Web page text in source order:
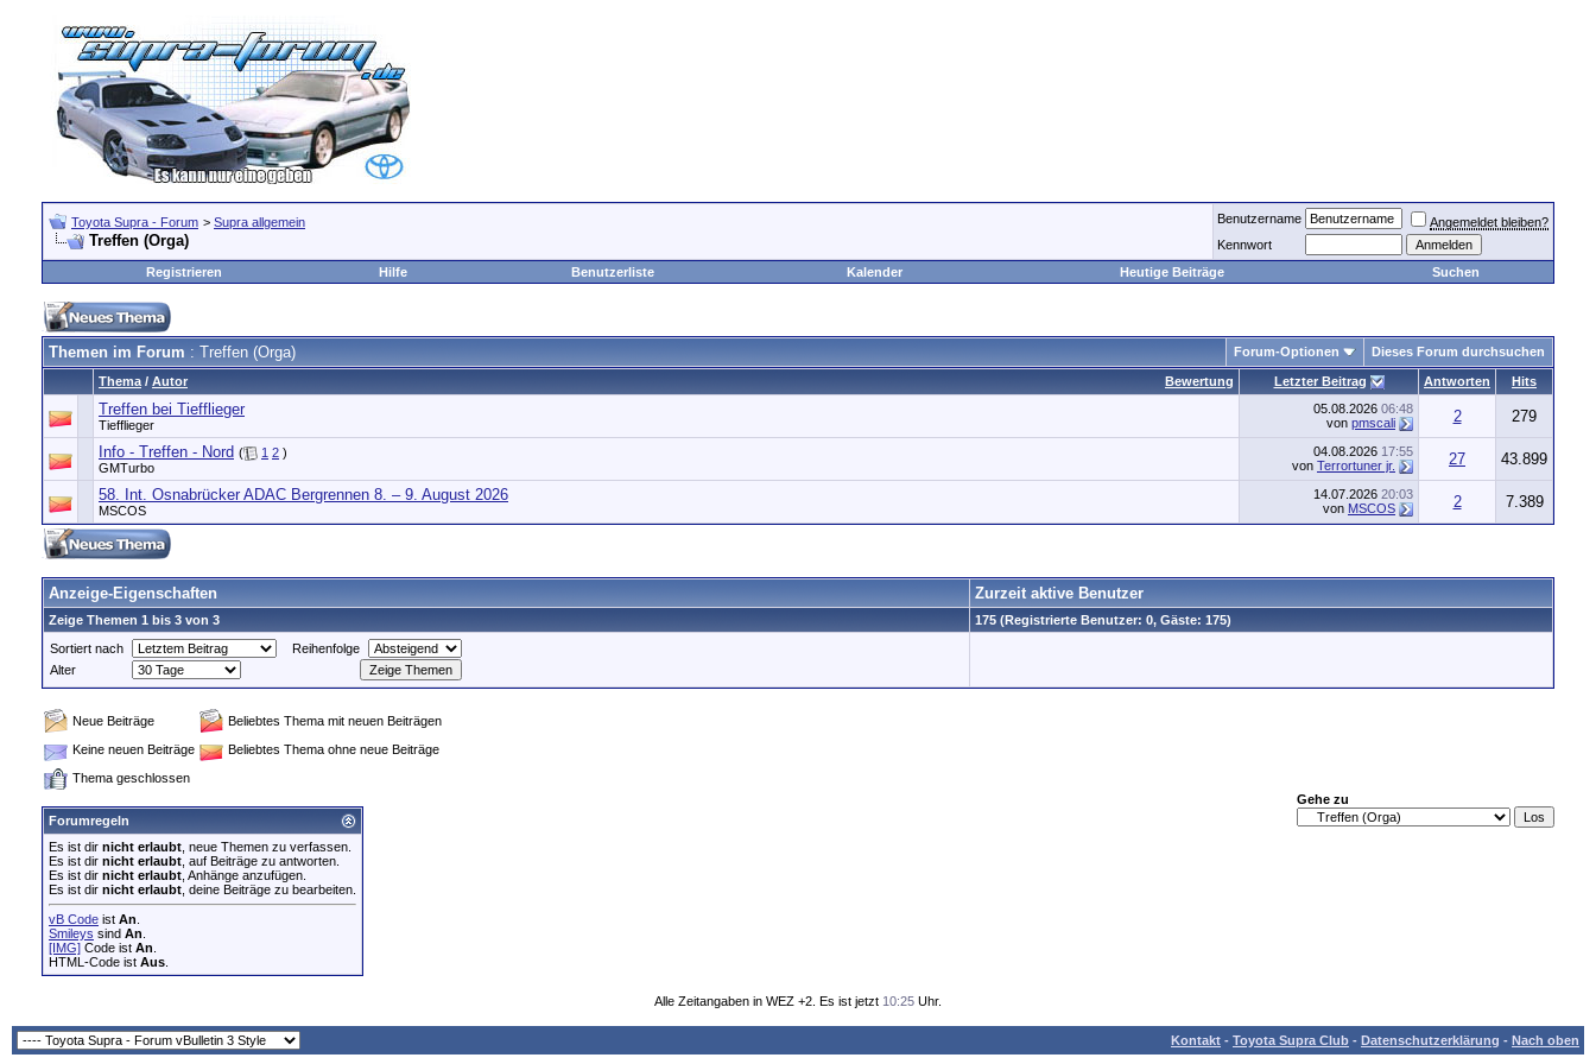
Toyota Supra - Forum > Supra allgemein
Treffen (Orga)
Benutzername
Angemeldet bleiben?
Kennwort
Registrieren
Hilfe Benutzerliste Kalender Heutige Beiträge Suchen
Themen im Forum : Treffen (Orga) Forum-Optionen Dieses Forum durchsuchen
Bewertung
Thema / Autor Letzter Beitrag Antworten Hits
Treffen bei Tiefflieger
Tiefflieger
05.08.2026 06:48
von pmscali 2
279
Info - Treffen - Nord ( 1 2 )
GMTurbo
04.08.2026 17:55
von Terrortuner jr. 27
43.899
58. Int. Osnabrücker ADAC Bergrennen 8. – 9. August 2026
MSCOS
14.07.2026 20:03
von MSCOS 2 7.389
Anzeige-Eigenschaften Zurzeit aktive Benutzer
Zeige Themen 1 bis 3 von 3
175 (Registrierte Benutzer: 0, Gäste: 175)
Sortiert nach
Reihenfolge
Alter
Neue Beiträge
Beliebtes Thema mit neuen Beiträgen
Keine neuen Beiträge
Beliebtes Thema ohne neue Beiträge
Thema geschlossen
Forumregeln
Es ist dir nicht erlaubt , neue Themen zu verfassen.
Es ist dir nicht erlaubt , auf Beiträge zu antworten.
Es ist dir nicht erlaubt , Anhänge anzufügen.
Es ist dir nicht erlaubt , deine Beiträge zu bearbeiten.
vB Code ist An
Smileys sind An
[IMG] Code ist An
HTML-Code ist Aus
Gehe zu
Alle Zeitangaben in WEZ +2. Es ist jetzt 10:25 Uhr.
Kontakt - Toyota Supra Club - Datenschutzerklärung - Nach oben